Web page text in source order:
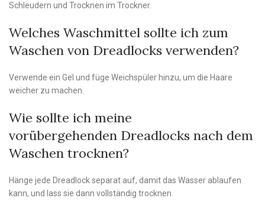
Schleudern und Trocknen im Trockner.
Welches Waschmittel sollte ich zum
Waschen von Dreadlocks verwenden?
Verwende ein Gel und füge Weichspüler hinzu, um die Haare
weicher zu machen.
Wie sollte ich meine
vorübergehenden Dreadlocks nach dem
Waschen trocknen?
Hänge jede Dreadlock separat auf, damit das Wasser ablaufen
kann, und lass sie dann vollständig trocknen.